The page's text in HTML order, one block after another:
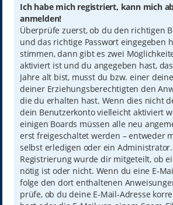
Ich habe mich registriert, kann mich
anmelden!
Überprüfe zuerst, ob du den richtigen
und das richtige Passwort eingegeben
stimmen, dann gibt es zwei
aktiviert ist und du angegeben hast,
Jahre alt bist, musst du bzw. einer
deiner Erziehungsberechtigten den
die du erhalten hast. Wenn dies nicht
dein Benutzerkonto vielleicht aktiviert
einigen Boards müssen alle neu
erst freigeschaltet werden – entweder
selbst erledigen oder ein
Registrierung wurde dir mitgeteilt, ob
nötig ist oder nicht. Wenn du eine E-
folge den dort enthaltenen
prüfe, ob du deine E-Mail-Adresse